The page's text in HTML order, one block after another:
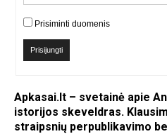
Prisiminti duomenis
Prisijungti
Apkasai.lt – svetainė apie
istorijos skeveldras.
straipsnių perpublikavimo